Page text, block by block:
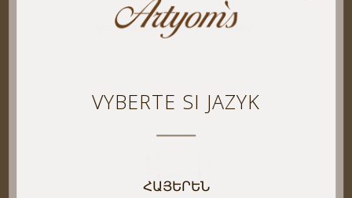
THE PROMISE
585 (14 KARÁT) BILE ZLATO A DIAMANT
VYBERTE SI JAZYK
ՀԱՅԵՐԵՆ